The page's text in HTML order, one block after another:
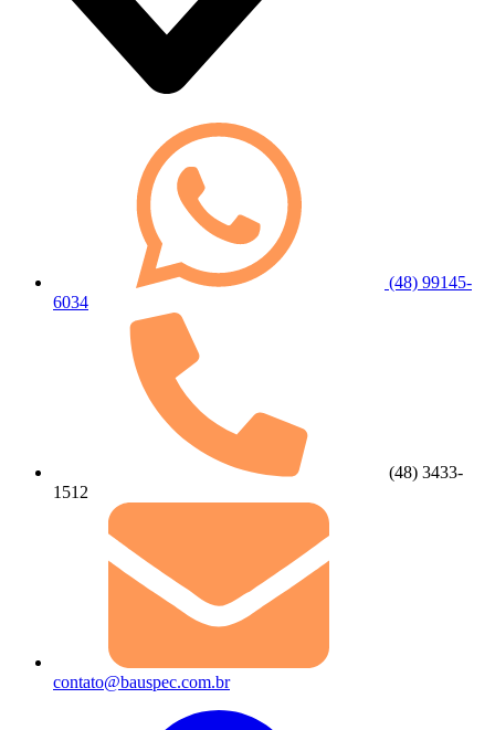
(48) 99145-
6034
(48) 3433-
1512
contato@bauspec.com.br